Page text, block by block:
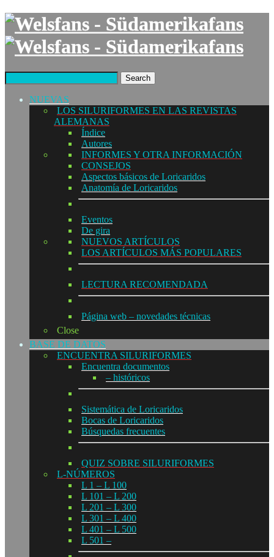
Search
NUEVAS
LOS SILURIFORMES EN LAS REVISTAS
ALEMANAS
Índice
Autores
INFORMES Y OTRA INFORMACIÓN
CONSEJOS
Aspectos básicos de Loricaridos
Anatomía de Loricaridos
Eventos
De gira
NUEVOS ARTÍCULOS
LOS ARTÍCULOS MÁS POPULARES
LECTURA RECOMENDADA
Página web – novedades técnicas
Close
BASE DE DATOS
ENCUENTRA SILURIFORMES
Encuentra documentos
– históricos
Sistemática de Loricaridos
Bocas de Loricaridos
Búsquedas frecuentes
QUIZ SOBRE SILURIFORMES
L-NÚMEROS
L 1 – L 100
L 101 – L 200
L 201 – L 300
L 301 – L 400
L 401 – L 500
L 501 –